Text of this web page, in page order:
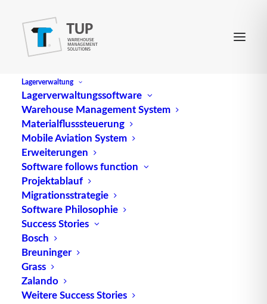
Lagerverwaltung
Lagerverwaltungssoftware
Warehouse Management System
Materialflusssteuerung
Mobile Aviation System
Erweiterungen
Software follows function
Projektablauf
Migrationsstrategie
Software Philosophie
Success Stories
Bosch
Breuninger
Grass
Zalando
Weitere Success Stories
Warum und wie Chatbots
entwickeln? Ein Überblick